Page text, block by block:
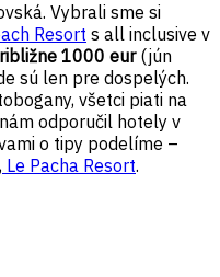
Vybrali sme si
Resort s all inclusive v
1000 eur (jún
sú len pre dospelých.
všetci piati na
odporučil hotely v
o tipy podelíme –
, Le Pacha Resort.